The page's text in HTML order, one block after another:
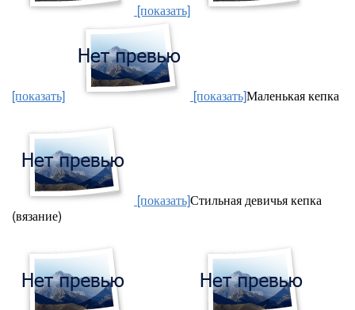
[показать]
[показать] [показать]Маленькая кепка
[показать]Стильная девичья кепка
(вязание)